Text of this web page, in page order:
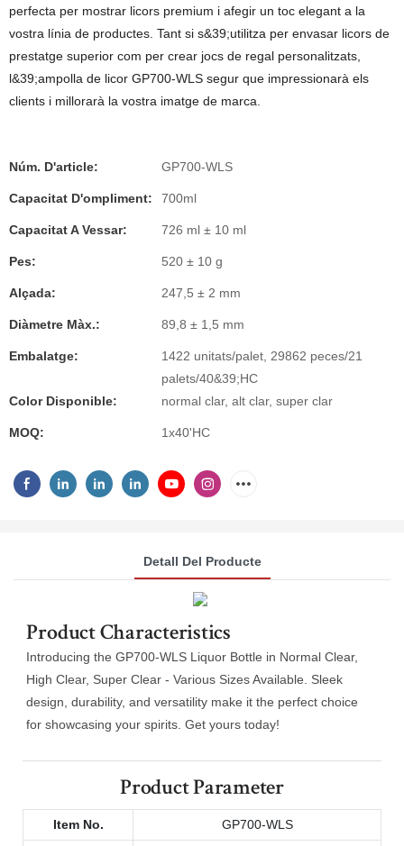
perfecta per mostrar licors premium i afegir un toc elegant a la
vostra línia de productes. Tant si s&39;utilitza per envasar licors de
prestatge superior com per crear jocs de regal personalitzats,
l&39;ampolla de licor GP700-WLS segur que impressionarà els
clients i millorarà la vostra imatge de marca.
Núm. D'article: GP700-WLS
Capacitat D'ompliment: 700ml
Capacitat A Vessar: 726 ml ± 10 ml
Pes: 520 ± 10 g
Alçada: 247,5 ± 2 mm
Diàmetre Màx.: 89,8 ± 1,5 mm
Embalatge:
1422 unitats/palet, 29862 peces/21
palets/40&39;HC
Color Disponible:
normal clar, alt clar, super clar
MOQ: 1x40'HC
Detall Del Producte
Product Characteristics
Introducing the GP700-WLS Liquor Bottle in Normal Clear,
High Clear, Super Clear - Various Sizes Available. Sleek
design, durability, and versatility make it the perfect choice
for showcasing your spirits. Get yours today!
Product Parameter
Item No. GP700-WLS